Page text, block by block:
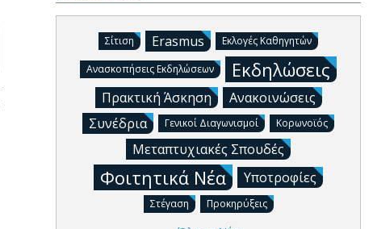
Σίτιση Erasmus Εκλογές Καθηγητών
Ανασκοπήσεις Εκδηλώσεων Εκδηλώσεις
Πρακτική Άσκηση
Ανακοινώσεις
Συνέδρια
Γενικοί Διαγωνισμοί Κορωνοϊός
Μεταπτυχιακές Σπουδές
Φοιτητικά Νέα Υποτροφίες
Στέγαση Προκηρύξεις